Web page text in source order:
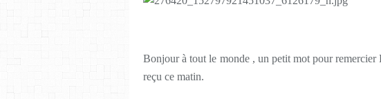
Bonjour à tout le monde , un petit mot pour
reçu ce matin.